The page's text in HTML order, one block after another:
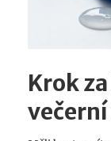
Krok